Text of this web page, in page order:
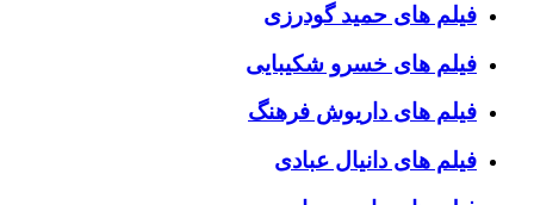
فیلم های حمید گودرزی
فیلم های خسرو شکیبایی
فیلم های داریوش فرهنگ
فیلم های دانیال عبادی